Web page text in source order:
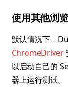
使用其他浏
默认情况下，
ChromeDriver
以启动自己的
器上运行测试。